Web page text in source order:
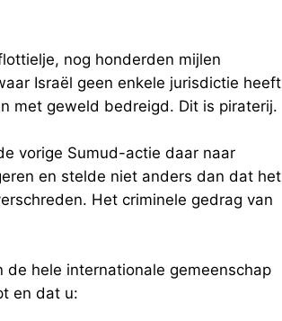
nog honderden mijlen
Israël geen enkele jurisdictie heeft
met geweld bedreigd. Dit is piraterij.
vorige Sumud-actie daar naar
en stelde niet anders dan dat het
Het criminele gedrag van
hele internationale gemeenschap
en dat u: